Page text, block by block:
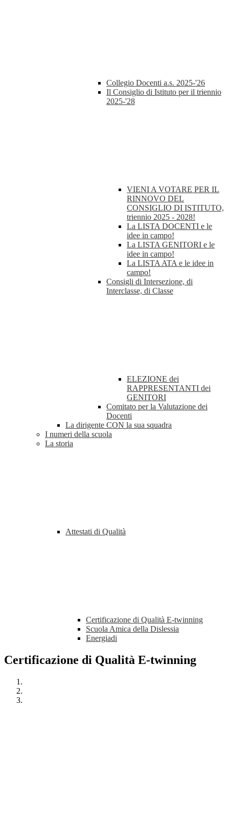
Collegio Docenti a.s. 2025-'26
Il Consiglio di Istituto per il triennio
2025-'28
VIENI A VOTARE PER IL
RINNOVO DEL
CONSIGLIO DI ISTITUTO,
triennio 2025 - 2028!
La LISTA DOCENTI e le
idee in campo!
La LISTA GENITORI e le
idee in campo!
La LISTA ATA e le idee in
campo!
Consigli di Intersezione, di
Interclasse, di Classe
ELEZIONE dei
RAPPRESENTANTI dei
GENITORI
Comitato per la Valutazione dei
Docenti
La dirigente CON la sua squadra
I numeri della scuola
La storia
Attestati di Qualità
Certificazione di Qualità E-twinning
Scuola Amica della Dislessia
Energiadi
Certificazione di Qualità E-twinning